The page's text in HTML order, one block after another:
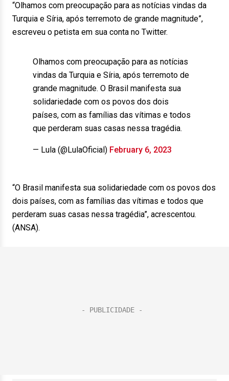
“Olhamos com preocupação para as notícias vindas da
Turquia e Síria, após terremoto de grande magnitude”,
escreveu o petista em sua conta no Twitter.
Olhamos com preocupação para as notícias
vindas da Turquia e Síria, após terremoto de
grande magnitude. O Brasil manifesta sua
solidariedade com os povos dos dois
países, com as famílias das vítimas e todos
que perderam suas casas nessa tragédia.
— Lula (@LulaOficial) February 6, 2023
“O Brasil manifesta sua solidariedade com os povos dos
dois países, com as famílias das vítimas e todos que
perderam suas casas nessa tragédia”, acrescentou.
(ANSA).